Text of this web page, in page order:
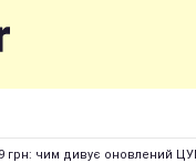
грн: чим дивує оновлений